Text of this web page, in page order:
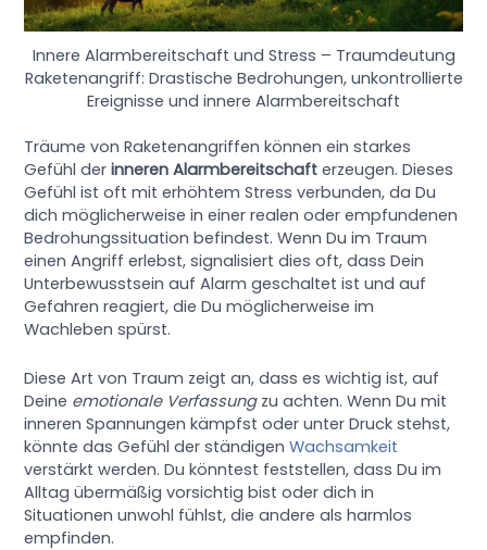
Innere Alarmbereitschaft und Stress – Traumdeutung
Raketenangriff: Drastische Bedrohungen, unkontrollierte
Ereignisse und innere Alarmbereitschaft
Träume von Raketenangriffen können ein starkes
Gefühl derinneren Alarmbereitschaft erzeugen. Dieses
Gefühl ist oft mit erhöhtem Stress verbunden, da Du
dich möglicherweise in einer realen oder empfundenen
Bedrohungssituation befindest. Wenn Du im Traum
einen Angriff erlebst, signalisiert dies oft, dass Dein
Unterbewusstsein auf Alarm geschaltet ist und auf
Gefahren reagiert, die Du möglicherweise im
Wachleben spürst.
Diese Art von Traum zeigt an, dass es wichtig ist, auf
Deine emotionale Verfassungzu achten. Wenn Du mit
inneren Spannungen kämpfst oder unter Druck stehst,
könnte das Gefühl der ständigenWachsamkeit
verstärkt werden. Du könntest feststellen, dass Du im
Alltag übermäßig vorsichtig bist oder dich in
Situationen unwohl fühlst, die andere als harmlos
empfinden.